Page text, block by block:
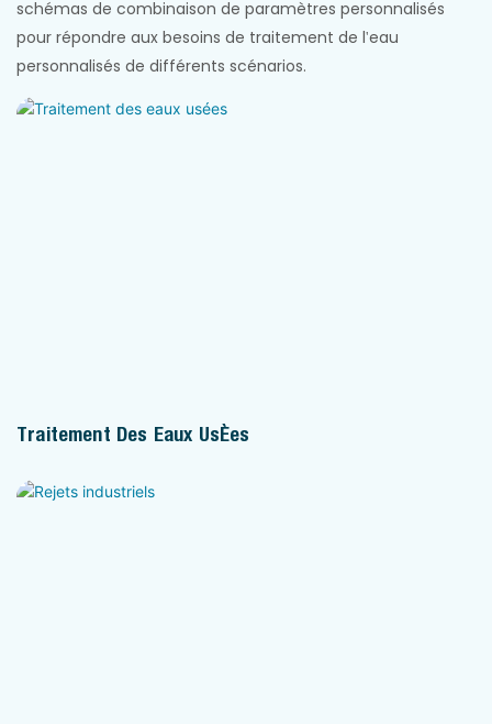
schémas de combinaison de paramètres personnalisés
pour répondre aux besoins de traitement de l'eau
personnalisés de différents scénarios.
Traitement Des Eaux Usées